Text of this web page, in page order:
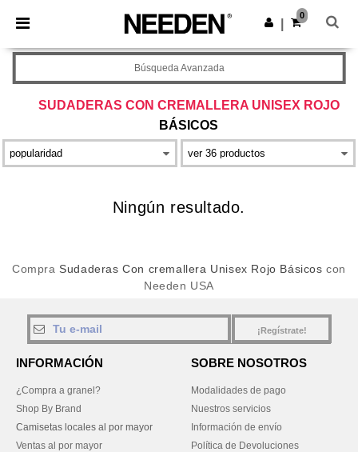
× App de Needen
¡Mejores precios en app!
Descargar app
0
SUDADERAS CON CREMALLERA UNISEX ROJO
BÁSICOS
Búsqueda Avanzada
Ningún resultado.
Compra Sudaderas Con cremallera Unisex Rojo Básicos con
Needen USA
¡Regístrate!
INFORMACIÓN
¿Compra a granel?
Shop By Brand
Camisetas locales al por mayor
Ventas al por mayor
SOBRE NOSOTROS
Modalidades de pago
Nuestros servicios
Información de envío
Política de Devoluciones